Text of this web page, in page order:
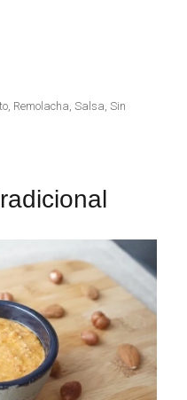
, Remolacha,Salsa,Sin